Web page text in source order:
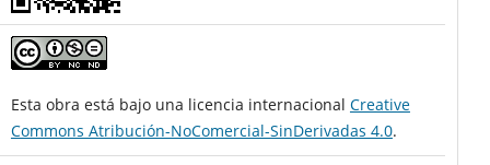
Esta obra está bajo una licencia internacional Creative
Commons Atribución-NoComercial-SinDerivadas 4.0.